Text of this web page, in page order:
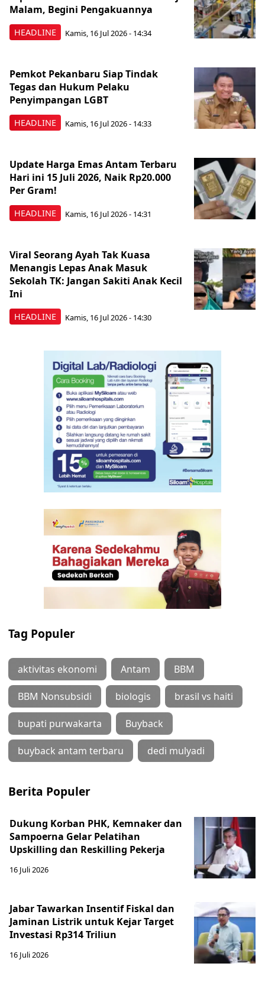
HEADLINE
Malam, Begini Pengakuannya
Kamis, 16 Jul 2026 - 14:34
HEADLINE
Pemkot Pekanbaru Siap Tindak
Tegas dan Hukum Pelaku
Penyimpangan LGBT
Kamis, 16 Jul 2026 - 14:33
HEADLINE
Update Harga Emas Antam Terbaru
Hari ini 15 Juli 2026, Naik Rp20.000
Per Gram!
Kamis, 16 Jul 2026 - 14:31
HEADLINE
Viral Seorang Ayah Tak Kuasa
Menangis Lepas Anak Masuk
Sekolah TK: Jangan Sakiti Anak Kecil
Ini
Kamis, 16 Jul 2026 - 14:30
Tag Populer
aktivitas ekonomi Antam BBM
BBM Nonsubsidi biologis brasil vs haiti
bupati purwakarta Buyback
buyback antam terbaru dedi mulyadi
Berita Populer
Dukung Korban PHK, Kemnaker dan
Sampoerna Gelar Pelatihan
Upskilling dan Reskilling Pekerja
16 Juli 2026
Jabar Tawarkan Insentif Fiskal dan
Jaminan Listrik untuk Kejar Target
Investasi Rp314 Triliun
16 Juli 2026